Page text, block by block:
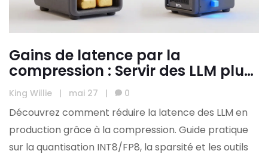
Gains de latence par la
compression : Servir des LLM plus
petits en production
King Willie | mai 27 | 0
Découvrez comment réduire la latence des LLM en
production grâce à la compression. Guide pratique
sur la quantisation INT8/FP8, la sparsité et les outils